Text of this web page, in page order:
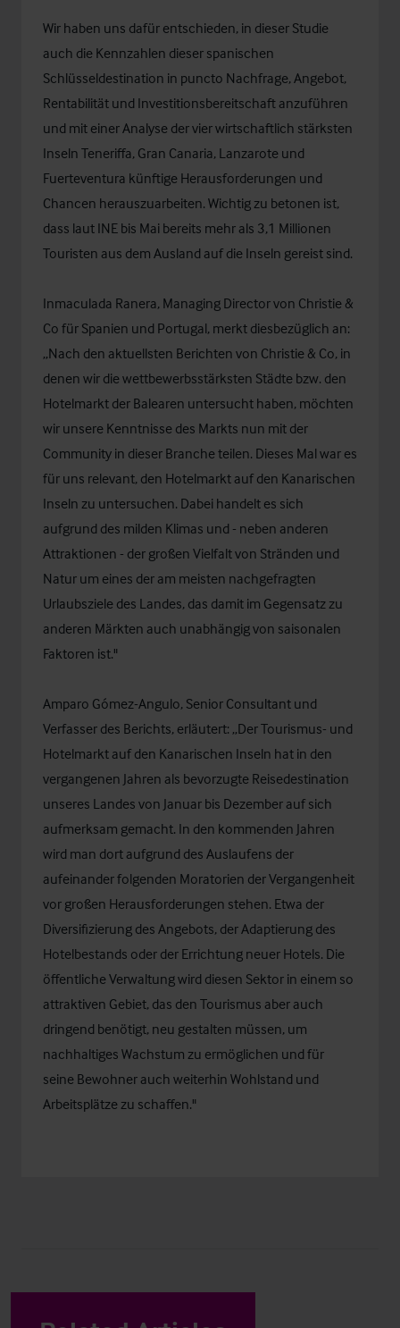
Wir haben uns dafür entschieden, in dieser Studie
auch die Kennzahlen dieser spanischen
Schlüsseldestination in puncto Nachfrage, Angebot,
Rentabilität und Investitionsbereitschaft anzuführen
und mit einer Analyse der vier wirtschaftlich stärksten
Inseln Teneriffa, Gran Canaria, Lanzarote und
Fuerteventura künftige Herausforderungen und
Chancen herauszuarbeiten. Wichtig zu betonen ist,
dass laut INE bis Mai bereits mehr als 3,1 Millionen
Touristen aus dem Ausland auf die Inseln gereist sind.
Inmaculada Ranera, Managing Director von Christie &
Co für Spanien und Portugal, merkt diesbezüglich an:
„Nach den aktuellsten Berichten von Christie & Co, in
denen wir die wettbewerbsstärksten Städte bzw. den
Hotelmarkt der Balearen untersucht haben, möchten
wir unsere Kenntnisse des Markts nun mit der
Community in dieser Branche teilen. Dieses Mal war es
für uns relevant, den Hotelmarkt auf den Kanarischen
Inseln zu untersuchen. Dabei handelt es sich
aufgrund des milden Klimas und - neben anderen
Attraktionen - der großen Vielfalt von Stränden und
Natur um eines der am meisten nachgefragten
Urlaubsziele des Landes, das damit im Gegensatz zu
anderen Märkten auch unabhängig von saisonalen
Faktoren ist."
Amparo Gómez-Angulo, Senior Consultant und
Verfasser des Berichts, erläutert: „Der Tourismus- und
Hotelmarkt auf den Kanarischen Inseln hat in den
vergangenen Jahren als bevorzugte Reisedestination
unseres Landes von Januar bis Dezember auf sich
aufmerksam gemacht. In den kommenden Jahren
wird man dort aufgrund des Auslaufens der
aufeinander folgenden Moratorien der Vergangenheit
vor großen Herausforderungen stehen. Etwa der
Diversifizierung des Angebots, der Adaptierung des
Hotelbestands oder der Errichtung neuer Hotels. Die
öffentliche Verwaltung wird diesen Sektor in einem so
attraktiven Gebiet, das den Tourismus aber auch
dringend benötigt, neu gestalten müssen, um
nachhaltiges Wachstum zu ermöglichen und für
seine Bewohner auch weiterhin Wohlstand und
Arbeitsplätze zu schaffen."